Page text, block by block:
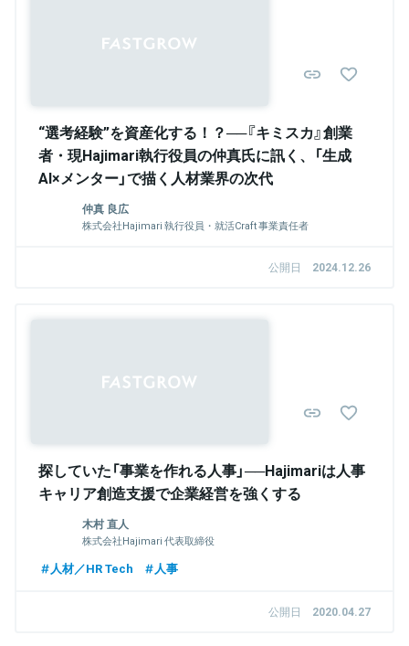
“選考経験”を資産化する！？──『キミスカ』創業
者・現Hajimari執行役員の仲真氏に訊く、「生成
AI×メンター」で描く人材業界の次代
仲真 良広
株式会社Hajimari 執行役員・就活Craft 事業責任者
公開日 2024.12.26
探していた「事業を作れる人事」──Hajimariは人事
キャリア創造支援で企業経営を強くする
木村 直人
株式会社Hajimari 代表取締役
人材／HR Tech 人事
公開日 2020.04.27